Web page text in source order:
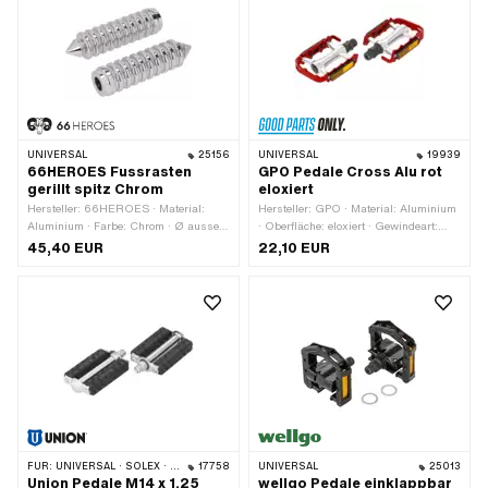
UNIVERSAL 25156
66HEROES Fussrasten
gerillt spitz Chrom
Hersteller: 66HEROES · Material:
Aluminium · Farbe: Chrom · Ø aussen:
34 mm · Ø innen: 16.1 mm ·
Oberfläche: verchromt · Gesamtlänge:
45,40 EUR
UNIVERSAL 19939
GPO Pedale Cross Alu rot
eloxiert
Hersteller: GPO · Material: Aluminium
· Oberfläche: eloxiert · Gewindeart:
FG14.3 (9/16" 20G) · Farbe: rot ·
Antrieb: Aussensechskant · Antrieb:
22,10 EUR
FÜR: UNIVERSAL · SOLEX · MBK / MOTOBÉCANE · PEUGEOT 17758
Union Pedale M14 x 1.25
UNIVERSAL 25013
wellgo Pedale einklappbar